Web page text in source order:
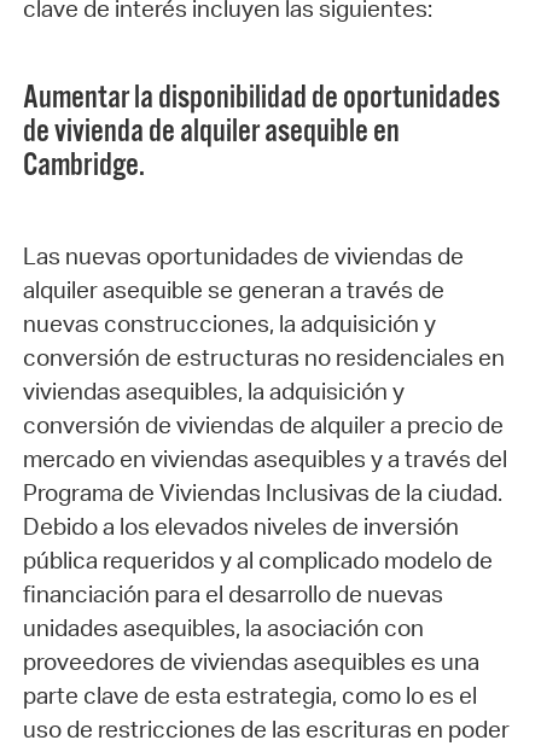
clave de interés incluyen las siguientes:
Aumentar la disponibilidad de oportunidades
de vivienda de alquiler asequible en
Cambridge.
Las nuevas oportunidades de viviendas de
alquiler asequible se generan a través de
nuevas construcciones, la adquisición y
conversión de estructuras no residenciales en
viviendas asequibles, la adquisición y
conversión de viviendas de alquiler a precio de
mercado en viviendas asequibles y a través del
Programa de Viviendas Inclusivas de la ciudad.
Debido a los elevados niveles de inversión
pública requeridos y al complicado modelo de
financiación para el desarrollo de nuevas
unidades asequibles, la asociación con
proveedores de viviendas asequibles es una
parte clave de esta estrategia, como lo es el
uso de restricciones de las escrituras en poder